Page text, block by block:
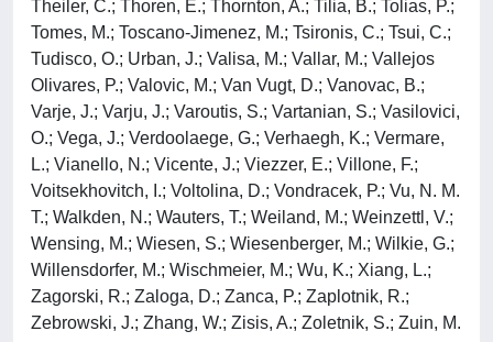
Theiler, C.; Thoren, E.; Thornton, A.; Tilia, B.; Tolias, P.;
Tomes, M.; Toscano-Jimenez, M.; Tsironis, C.; Tsui, C.;
Tudisco, O.; Urban, J.; Valisa, M.; Vallar, M.; Vallejos
Olivares, P.; Valovic, M.; Van Vugt, D.; Vanovac, B.;
Varje, J.; Varju, J.; Varoutis, S.; Vartanian, S.; Vasilovici,
O.; Vega, J.; Verdoolaege, G.; Verhaegh, K.; Vermare,
L.; Vianello, N.; Vicente, J.; Viezzer, E.; Villone, F.;
Voitsekhovitch, I.; Voltolina, D.; Vondracek, P.; Vu, N. M.
T.; Walkden, N.; Wauters, T.; Weiland, M.; Weinzettl, V.;
Wensing, M.; Wiesen, S.; Wiesenberger, M.; Wilkie, G.;
Willensdorfer, M.; Wischmeier, M.; Wu, K.; Xiang, L.;
Zagorski, R.; Zaloga, D.; Zanca, P.; Zaplotnik, R.;
Zebrowski, J.; Zhang, W.; Zisis, A.; Zoletnik, S.; Zuin, M.